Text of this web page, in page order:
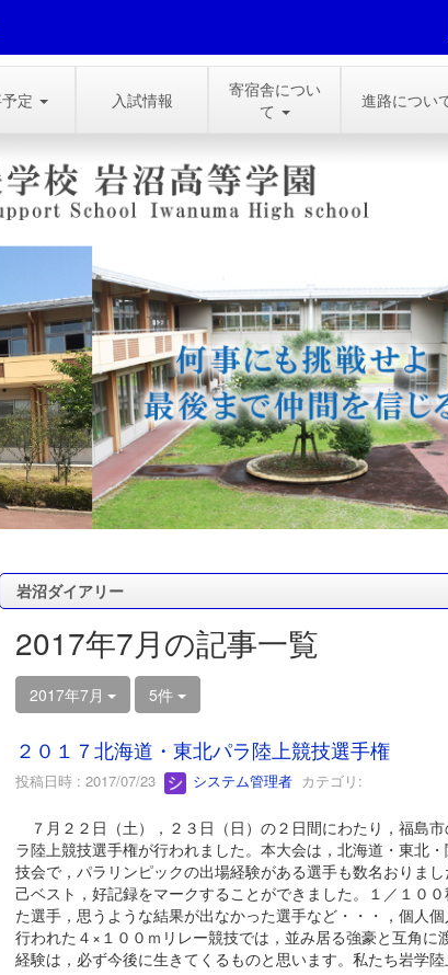
定 入試情報
寄宿舎につい
て
進路につい
岩沼ダイアリー
2017年7月の記事一覧
2017年7月 5件
２０１７北海道・東北パラ陸上競技選手権
投稿日時 : 2017/07/23 システム管理者カテゴリ:
７月２２日（土），２３日（日）の２日間にわたり，福島
ラ陸上競技選手権が行われました。本大会は，北海道・東北
技会で，パラリンピックの出場経験がある選手も数名おりま
己ベスト，好記録をマークすることができました。１／１０
た選手，思うような結果が出なかった選手など・・・，個人
行われた４×１００ｍリレー競技では，並み居る強豪と互角
経験は，必ず今後に生きてくるものと思います。私たち岩学陸